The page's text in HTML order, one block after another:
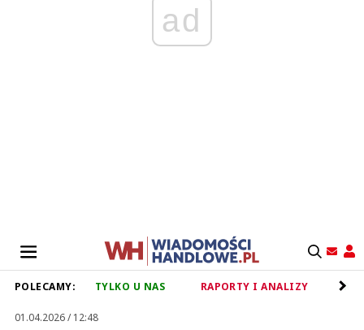
ad
POLECAMY: TYLKO U NAS RAPORTY I ANALIZY
01.04.2026 / 12:48